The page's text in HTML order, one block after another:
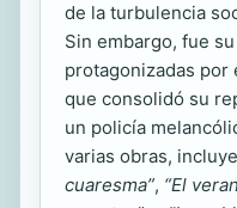
de la turbulencia
Sin embargo, fue
protagonizadas por
que consolidó su
un policía
varias obras,
cuaresma”, “El